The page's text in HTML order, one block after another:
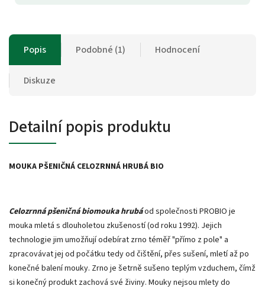
Popis Podobné (1) Hodnocení
Diskuze
Detailní popis produktu
MOUKA PŠENIČNÁ CELOZRNNÁ HRUBÁ BIO
Celozrnná pšeničná biomouka hrubáod společnosti PROBIO je
mouka mletá s dlouholetou zkušeností (od roku 1992). Jejich
technologie jim umožňují odebírat zrno téměř "přímo z pole" a
zpracovávat jej od počátku tedy od čištění, přes sušení, mletí až po
konečné balení mouky. Zrno je šetrně sušeno teplým vzduchem, čímž
si konečný produkt zachová své živiny. Mouky nejsou mlety do